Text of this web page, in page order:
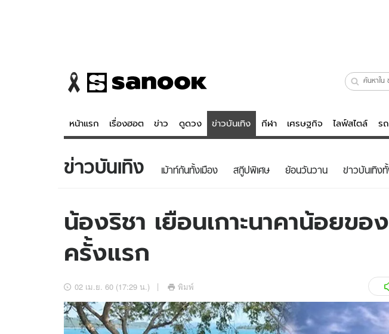
หน้าแรก เรื่องฮอต ข่าว ดูดวง ข่าวบันเทิง กีฬา เศรษฐกิจ ไลฟ์สไตล์ ร
ข่าว
ข่าวบันเทิง
ข่าวกีฬา
ข่าวเศรษฐกิจ
อัปเดตจีน
เช็กข่าวชัวร์
ดูดวง - ตรวจหวย
สถิติหวยไทย
ไลฟ์ส
วัยรุ่น
สุขภาพ
เที่ยว-กิน
ข่าวบันเทิง เม้าท์กันทั้งเมือง สกู๊ปพิเศษ ย้อนวันวาน ข่าวบันเทิง
น้องริชา เยือนเกาะนาคาน้อยข
ครั้งแรก
02 เม.ย. 60 (17:29 น.) พิมพ์